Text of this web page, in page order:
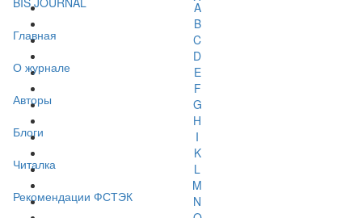
Главная
О журнале
Авторы
Блоги
Читалка
Рекомендации ФСТЭК
A
B
C
D
E
F
G
H
I
K
L
M
N